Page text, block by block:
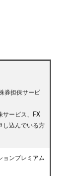
券担保サービ
サービス、FX
し込んでいる方
ンプレミアム